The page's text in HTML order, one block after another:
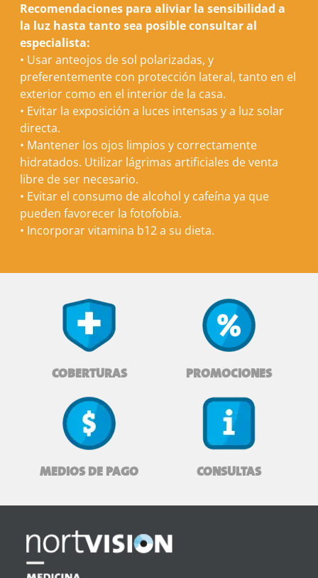
Recomendaciones para aliviar la sensibilidad a
la luz hasta tanto sea posible consultar al
especialista:
• Usar anteojos de sol polarizadas, y
preferentemente con protección lateral, tanto en el
exterior como en el interior de la casa.
• Evitar la exposición a luces intensas y a luz solar
directa.
• Mantener los ojos limpios y correctamente
hidratados. Utilizar lágrimas artificiales de venta
libre de ser necesario.
• Evitar el consumo de alcohol y cafeína ya que
pueden favorecer la fotofobia.
• Incorporar vitamina b12 a su dieta.
COBERTURAS PROMOCIONES
MEDIOS DE PAGO CONSULTAS